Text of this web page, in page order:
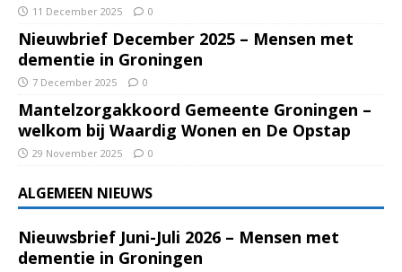
11 December 2025 0
Nieuwbrief December 2025 – Mensen met
dementie in Groningen
7 December 2025 0
Mantelzorgakkoord Gemeente Groningen –
welkom bij Waardig Wonen en De Opstap
29 November 2025 0
ALGEMEEN NIEUWS
Nieuwsbrief Juni-Juli 2026 – Mensen met
dementie in Groningen